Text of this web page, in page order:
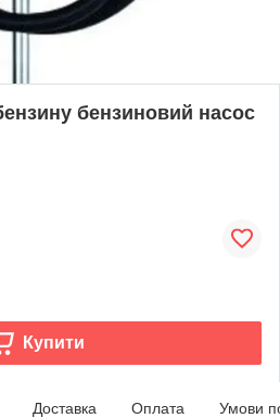
бензиновий насос
Купити
Доставка Оплата Умови